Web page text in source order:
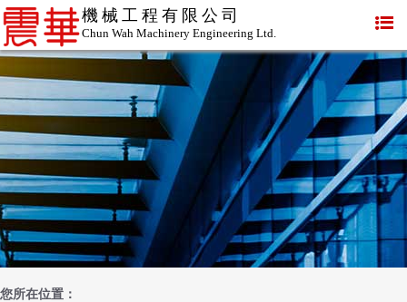
機械工程有限公司
Chun Wah Machinery Engineering Ltd.
您所在位置：